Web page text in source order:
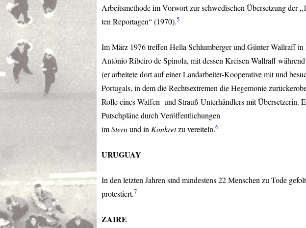
Arbeitsmethode im Vorwort zur schwedischen Übersetzung der
ten Reportagen“ (1970).5
Im März 1976 treffen Hella Schlumberger und Günter Wallraff in
António Ribeiro de Spinola, mit dessen Kreisen Wallraff
(er arbeitete dort auf einer Landarbeiter-Kooperative mit und
Portugals, in dem die Rechtsextremen die Hegemonie
Rolle eines Waffen- und Strauß-Unterhändlers mit Übersetzerin.
Putschpläne durch Veröffentlichungen
imSternund in Konkretzu vereiteln.6
URUGUAY
In den letzten Jahren sind mindestens 22 Menschen zu Tode
protestiert.7
ZAIRE